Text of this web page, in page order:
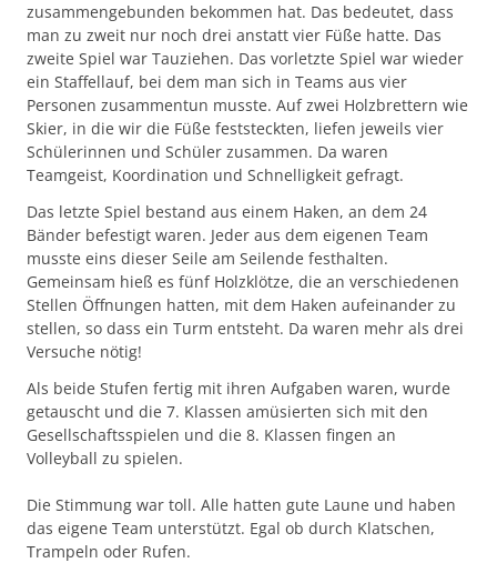
zusammengebunden bekommen hat. Das bedeutet, dass
man zu zweit nur noch drei anstatt vier Füße hatte. Das
zweite Spiel war Tauziehen. Das vorletzte Spiel war wieder
ein Staffellauf, bei dem man sich in Teams aus vier
Personen zusammentun musste. Auf zwei Holzbrettern wie
Skier, in die wir die Füße feststeckten, liefen jeweils vier
Schülerinnen und Schüler zusammen. Da waren
Teamgeist, Koordination und Schnelligkeit gefragt.
Das letzte Spiel bestand aus einem Haken, an dem 24
Bänder befestigt waren. Jeder aus dem eigenen Team
musste eins dieser Seile am Seilende festhalten.
Gemeinsam hieß es fünf Holzklötze, die an verschiedenen
Stellen Öffnungen hatten, mit dem Haken aufeinander zu
stellen, so dass ein Turm entsteht. Da waren mehr als drei
Versuche nötig!
Als beide Stufen fertig mit ihren Aufgaben waren, wurde
getauscht und die 7. Klassen amüsierten sich mit den
Gesellschaftsspielen und die 8. Klassen fingen an
Volleyball zu spielen.
Die Stimmung war toll. Alle hatten gute Laune und haben
das eigene Team unterstützt. Egal ob durch Klatschen,
Trampeln oder Rufen.